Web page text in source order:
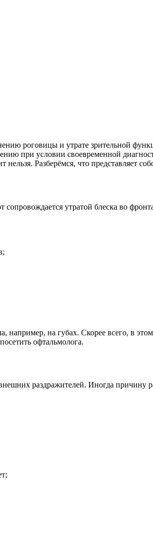
роговицы и утрате зрительной
при условии своевременной
Разберёмся, что представляет
утратой блеска во
на губах. Скорее всего, в
офтальмолога.
раздражителей. Иногда причину